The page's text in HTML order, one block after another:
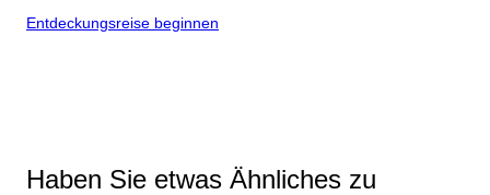
Entdeckungsreise beginnen
Haben Sie etwas Ähnliches zu